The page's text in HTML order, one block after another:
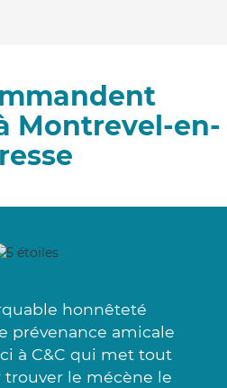
Montrevel-en-
honnêteté
prévenance amicale
à C&C qui met tout
le mécène le